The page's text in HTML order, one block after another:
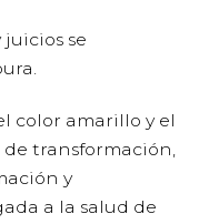
se
color amarillo y el
transformación,
y
a la salud de